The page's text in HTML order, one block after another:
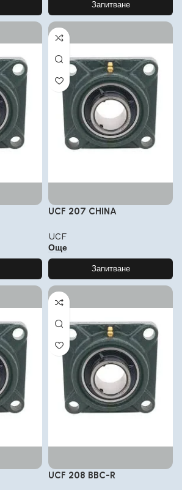
Запитване
UCF 207 CHINA
UCF
Още
Запитване
UCF 208 BBC-R